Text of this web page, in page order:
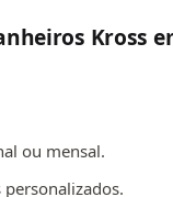
Kross
ou mensal.
personalizados.